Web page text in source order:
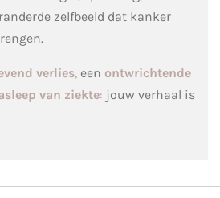
zelfbeeld dat kanker
verlies, een ontwrichtende
van ziekte: jouw verhaal is